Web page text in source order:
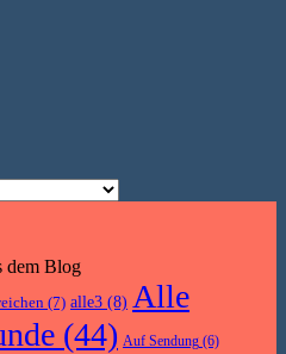
dem Blog
(7) alle3 (8) Alle
(44) Auf Sendung (6)